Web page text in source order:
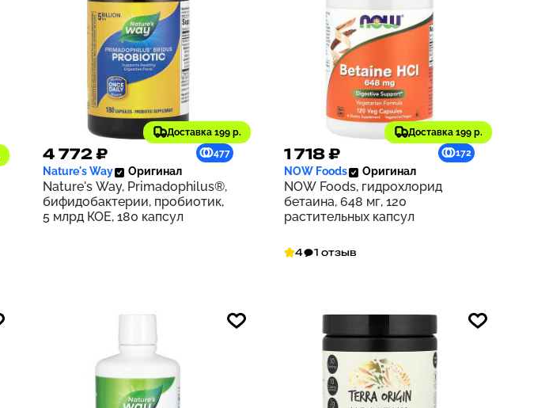
Доставка 199 р.
4 772 ₽ 477
Nature's Way Оригинал
Nature's Way, Primadophilus®,
бифидобактерии, пробиотик,
5 млрд КОЕ, 180 капсул
Доставка 199 р.
1 718 ₽ 172
NOW Foods Оригинал
NOW Foods, гидрохлорид
бетаина, 648 мг, 120
растительных капсул
4 1 отзыв